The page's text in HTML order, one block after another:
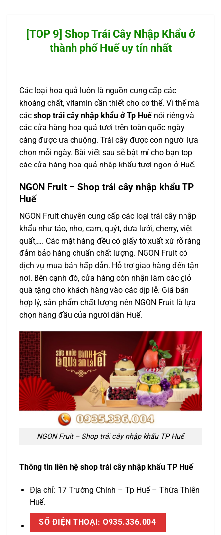
[TOP 9] Shop Trái Cây Nhập Khẩu ở
thành phố Huế uy tín nhất
Các loại hoa quả luôn là nguồn cung cấp các
khoáng chất, vitamin cần thiết cho cơ thể. Vì thế mà
các shop trái cây nhập khẩu ở Tp Huế nói riêng và
các cửa hàng hoa quả tươi trên toàn quốc ngày
càng được ưa chuộng. Trái cây được con người lựa
chọn mỗi ngày. Bài viết sau sẽ bật mí cho bạn top
các cửa hàng hoa quả nhập khẩu tươi ngon ở Huế.
NGON Fruit – Shop trái cây nhập khẩu TP
Huế
NGON Fruit chuyên cung cấp các loại trái cây nhập
khẩu như táo, nho, cam, quýt, dưa lưới, cherry, việt
quất,…. Các mặt hàng đều có giấy tờ xuất xứ rõ ràng
đảm bảo hàng chuẩn chất lượng. NGON Fruit có
dịch vụ mua bán hấp dẫn. Hỗ trợ giao hàng đến tận
nơi. Bên cạnh đó, cửa hàng còn nhận làm các giỏ
quà tặng cho khách hàng vào các dịp lễ. Giá bán
hợp lý, sản phẩm chất lượng nên NGON Fruit là lựa
chọn hàng đầu của người dân Huế.
NGON Fruit – Shop trái cây nhập khẩu TP Huế
Thông tin liên hệ shop trái cây nhập khẩu TP Huế
Địa chỉ: 17 Trường Chinh – Tp Huế – Thừa Thiên
Huế.
SỐ ĐIỆN THOẠI: O935.336.004